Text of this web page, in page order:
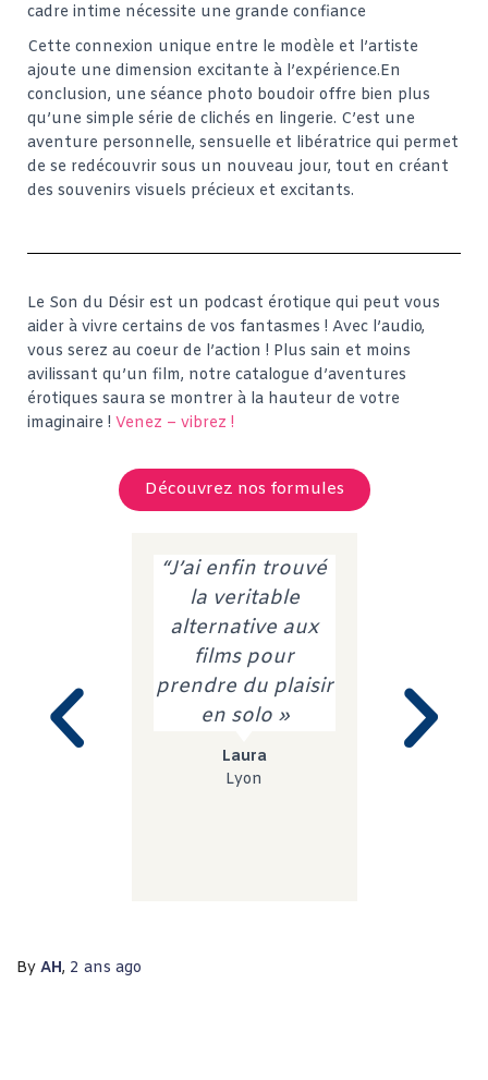
cadre intime nécessite une grande confiance
Cette connexion unique entre le modèle et l’artiste
ajoute une dimension excitante à l’expérience.En
conclusion, une séance photo boudoir offre bien plus
qu’une simple série de clichés en lingerie. C’est une
aventure personnelle, sensuelle et libératrice qui permet
de se redécouvrir sous un nouveau jour, tout en créant
des souvenirs visuels précieux et excitants.
Le Son du Désir est un podcast érotique qui peut vous
aider à vivre certains de vos fantasmes ! Avec l’audio,
vous serez au coeur de l’action ! Plus sain et moins
avilissant qu’un film, notre catalogue d’aventures
érotiques saura se montrer à la hauteur de votre
imaginaire ! Venez – vibrez !
Découvrez nos formules
“J’ai enfin trouvé
la veritable
alternative aux
films pour
prendre du plaisir
en solo »
Laura
Lyon
de la
du
By AH, 2 ans ago